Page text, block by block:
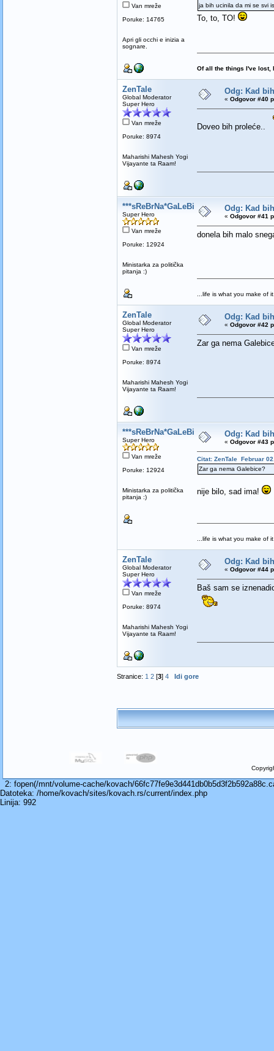
Van mreže
Poruke: 14765
Apri gli occhi e inizia a
sognare.
ja bih ucinila da mi se svi
To, to, TO!
Of all the things I've lost,
ZenTale
Global Moderator
Super Hero
Van mreže
Poruke: 8974
Maharishi Mahesh Yogi
Vijayante ta Raam!
Odg: Kad
« Odgovor #40
Doveo bih proleće..
***sReBrNa*GaLeBiCa***
Super Hero
Van mreže
Poruke: 12924
Ministarka za politička
pitanja :)
Odg: Kad
« Odgovor #41
donela bih malo
...life is what you make of
ZenTale
Global Moderator
Super Hero
Van mreže
Poruke: 8974
Maharishi Mahesh Yogi
Vijayante ta Raam!
Odg: Kad
« Odgovor #42
Zar ga nema
***sReBrNa*GaLeBiCa***
Super Hero
Van mreže
Poruke: 12924
Ministarka za politička
pitanja :)
Odg: Kad
« Odgovor #43
Citat: ZenTale Februar
Zar ga nema Galebice?
nije bilo, sad ima!
...life is what you make of
ZenTale
Global Moderator
Super Hero
Van mreže
Poruke: 8974
Maharishi Mahesh Yogi
Vijayante ta Raam!
Odg: Kad
« Odgovor #44
Baš sam se
Stranice: 1 2[3] 4 Idi gore
2: fopen(/mnt/volume-cache/kovach/
Datoteka: /home/kovach/sites/kovach.rs/current/index.php
Linija: 992